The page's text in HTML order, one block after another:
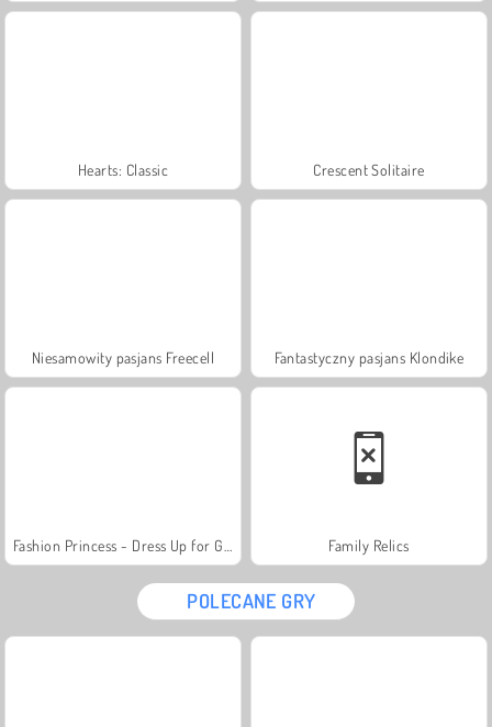
Hearts: Classic Crescent Solitaire
Niesamowity pasjans Freecell Fantastyczny pasjans Klondike
Family Relics
POLECANE GRY